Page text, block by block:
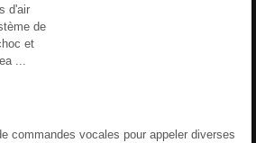
d'air
de
et
...
commandes vocales pour appeler diverses